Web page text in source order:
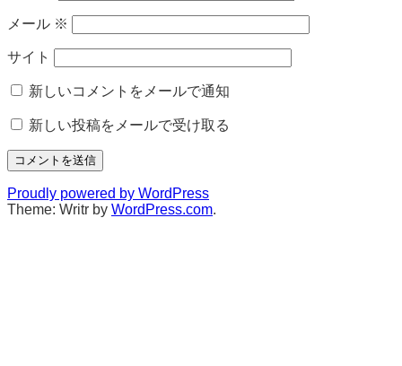
メール ※
サイト
新しいコメントをメールで通知
新しい投稿をメールで受け取る
Proudly powered by WordPress
Theme: Writr by WordPress.com.